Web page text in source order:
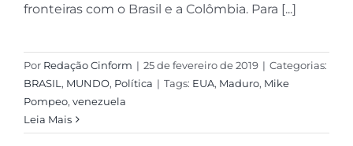
fronteiras com o Brasil e a Colômbia. Para [...]
Por Redação Cinform | 25 de fevereiro de 2019 | Categorias:
BRASIL , MUNDO, Política | Tags: EUA, Maduro, Mike
Pompeo, venezuela
Leia Mais